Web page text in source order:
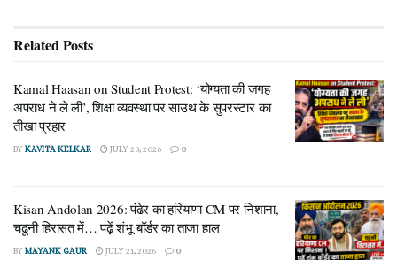
RelatedPosts
Kamal Haasan on Student Protest: ‘योग्यता की जगह
अपराध ने ले ली’, शिक्षा व्यवस्था पर साउथ के सुपरस्टार का
तीखा प्रहार
BYKAVITA KELKAR JULY 23, 2026 0
Kisan Andolan 2026: पंढेर का हरियाणा CM पर निशाना,
चढूनी हिरासत में… पढ़ें शंभू बॉर्डर का ताजा हाल
BYMAYANK GAUR JULY 21, 2026 0